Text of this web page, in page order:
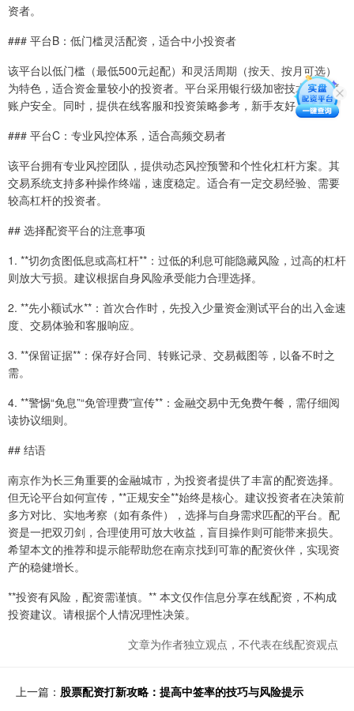
资者。
### 平台B：低门槛灵活配资，适合中小投资者
该平台以低门槛（最低500元起配）和灵活周期（按天、按月可选）
为特色，适合资金量较小的投资者。平台采用银行级加密技术，保障
账户安全。同时，提供在线客服和投资策略参考，新手友好。
### 平台C：专业风控体系，适合高频交易者
该平台拥有专业风控团队，提供动态风控预警和个性化杠杆方案。其
交易系统支持多种操作终端，速度稳定。适合有一定交易经验、需要
较高杠杆的投资者。
## 选择配资平台的注意事项
1. **切勿贪图低息或高杠杆**：过低的利息可能隐藏风险，过高的杠杆
则放大亏损。建议根据自身风险承受能力合理选择。
2. **先小额试水**：首次合作时，先投入少量资金测试平台的出入金速
度、交易体验和客服响应。
3. **保留证据**：保存好合同、转账记录、交易截图等，以备不时之
需。
4. **警惕“免息”“免管理费”宣传**：金融交易中无免费午餐，需仔细阅
读协议细则。
## 结语
南京作为长三角重要的金融城市，为投资者提供了丰富的配资选择。
但无论平台如何宣传，**正规安全**始终是核心。建议投资者在决策前
多方对比、实地考察（如有条件），选择与自身需求匹配的平台。配
资是一把双刃剑，合理使用可放大收益，盲目操作则可能带来损失。
希望本文的推荐和提示能帮助您在南京找到可靠的配资伙伴，实现资
产的稳健增长。
**投资有风险，配资需谨慎。** 本文仅作信息分享在线配资，不构成
投资建议。请根据个人情况理性决策。
文章为作者独立观点，不代表在线配资观点
上一篇： 股票配资打新攻略：提高中签率的技巧与风险提示